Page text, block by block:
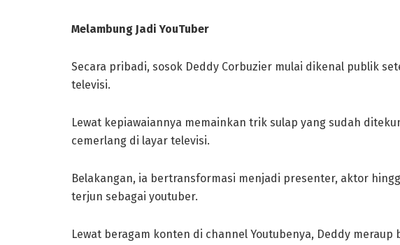
Melambung Jadi YouTuber
Secara pribadi, sosok Deddy Corbuzier mulai dikenal publik
televisi.
Lewat kepiawaiannya memainkan trik sulap yang sudah
cemerlang di layar televisi.
Belakangan, ia bertransformasi menjadi presenter, aktor
terjun sebagai youtuber.
Lewat beragam konten di channel Youtubenya, Deddy meraup